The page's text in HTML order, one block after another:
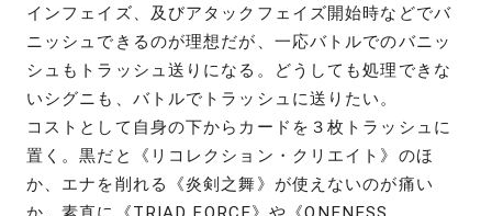
インフェイズ、及びアタックフェイズ開始時などでバ
ニッシュできるのが理想だが、一応バトルでのバニッ
シュもトラッシュ送りになる。どうしても処理できな
いシグニも、バトルでトラッシュに送りたい。
コストとして自身の下からカードを３枚トラッシュに
置く。黒だと《リコレクション・クリエイト》のほ
か、エナを削れる《炎剣之舞》が使えないのが痛い